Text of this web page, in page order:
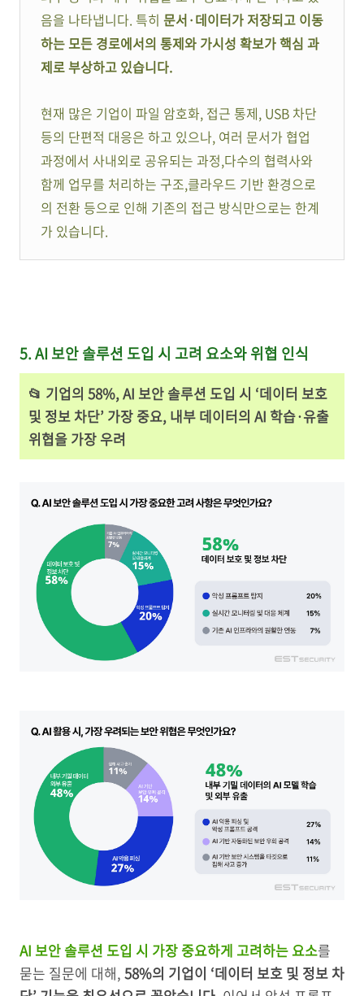
음을 나타냅니다. 특히 문서·데이터가 저장되고 이동
하는 모든 경로에서의 통제와 가시성 확보가 핵심 과
제로 부상하고 있습니다.
현재 많은 기업이 파일 암호화, 접근 통제, USB 차단
등의 단편적 대응은 하고 있으나, 여러 문서가 협업
과정에서 사내외로 공유되는 과정,다수의 협력사와
함께 업무를 처리하는 구조,클라우드 기반 환경으로
의 전환 등으로 인해 기존의 접근 방식만으로는 한계
가 있습니다.
5. AI 보안 솔루션 도입 시 고려 요소와 위협 인식
📂 기업의 58%, AI 보안 솔루션 도입 시 ‘데이터 보호
및 정보 차단’ 가장 중요, 내부 데이터의 AI 학습·유출
위협을 가장 우려
AI 보안 솔루션 도입 시 가장 중요하게 고려하는 요소를
묻는 질문에 대해, 58%의 기업이 ‘데이터 보호 및 정보 차